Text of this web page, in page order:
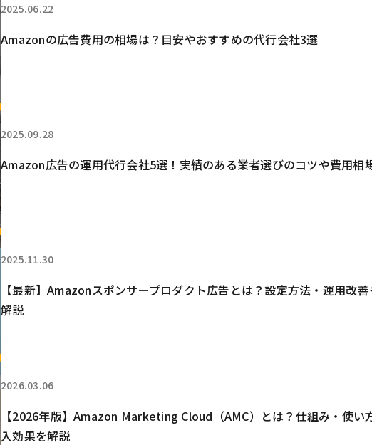
2025.06.22
Amazonの広告費用の相場は？目安やおすすめの代行会社3選
2025.09.28
Amazon広告の運用代行会社5選！実績のある業者選びのコツや費用相
2025.11.30
【最新】Amazonスポンサープロダクト広告とは？設定方法・運用改
解説
2026.03.06
【2026年版】Amazon Marketing Cloud（AMC）とは？仕組み・使い
入効果を解説